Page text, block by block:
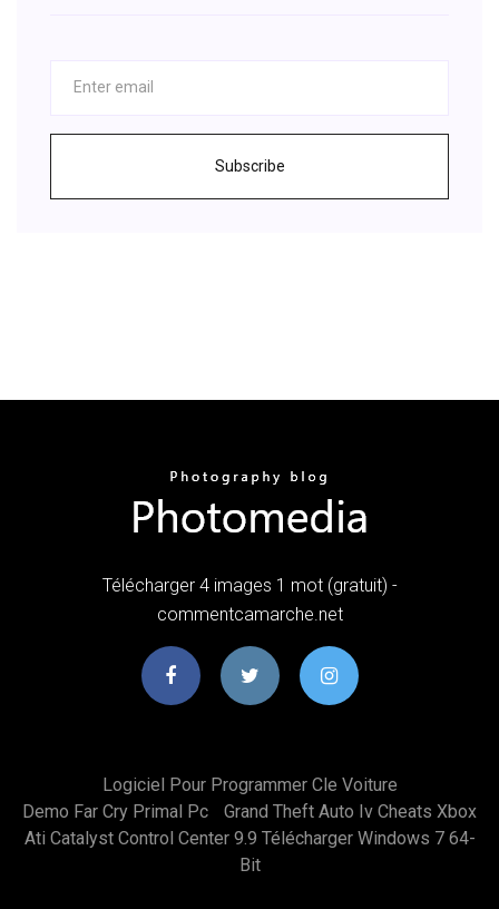
Subscribe
Télécharger 4 images 1 mot (gratuit) -
commentcamarche.net
Logiciel Pour Programmer Cle Voiture
Demo Far Cry Primal Pc
Grand Theft Auto Iv Cheats Xbox
Ati Catalyst Control Center 9.9 Télécharger Windows 7 64-
Bit